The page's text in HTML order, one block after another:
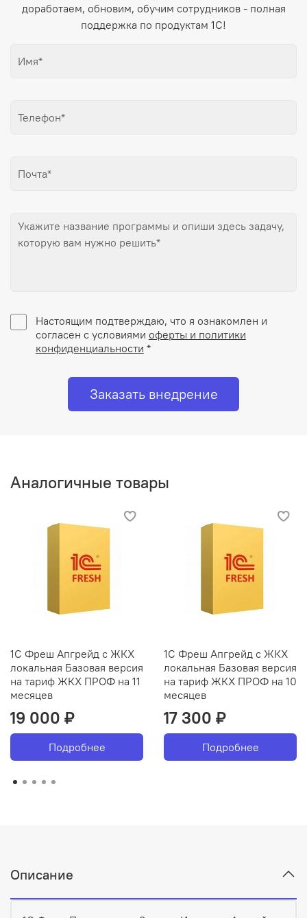
доработаем, обновим, обучим сотрудников - полная
поддержка по продуктам 1С!
Настоящим подтверждаю, что я ознакомлен и
согласен с условиями оферты и политики
конфиденциальности *
Заказать внедрение
Аналогичные товары
1С Фреш Апгрейд с ЖКХ
локальная Базовая версия
на тариф ЖКХ ПРОФ на 11
месяцев
19 000 ₽
Подробнее
1С Фреш Апгрейд с ЖКХ
локальная Базовая версия
на тариф ЖКХ ПРОФ на 10
месяцев
17 300 ₽
Подробнее
Описание